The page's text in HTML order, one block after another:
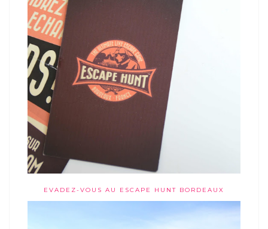
EVADEZ-VOUS AU ESCAPE HUNT BORDEAUX